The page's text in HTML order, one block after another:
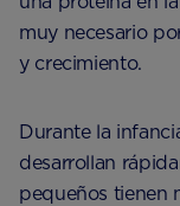
muy necesario
y crecimiento.
Durante la
desarrollan
pequeños tienen